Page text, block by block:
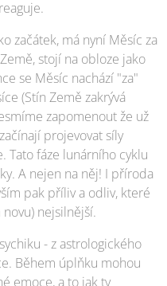
začátek, má nyní Měsíc za
stojí na obloze jako
se Měsíc nachází "za"
(Stín Země zakrývá
zapomenout že už
projevovat síly
Tato fáze lunárního cyklu
A nejen na něj! I příroda
pak příliv a odliv, které
nejsilnější.
- z astrologického
Během úplňku mohou
emoce, a to jak ty